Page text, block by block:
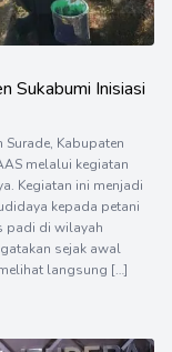
Sukabumi Inisiasi
Surade, Kabupaten
melalui kegiatan
Kegiatan ini menjadi
kepada petani
padi di wilayah
sejak awal
langsung […]